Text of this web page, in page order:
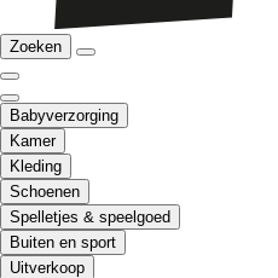
Zoeken
Babyverzorging
Kamer
Kleding
Schoenen
Spelletjes & speelgoed
Buiten en sport
Uitverkoop